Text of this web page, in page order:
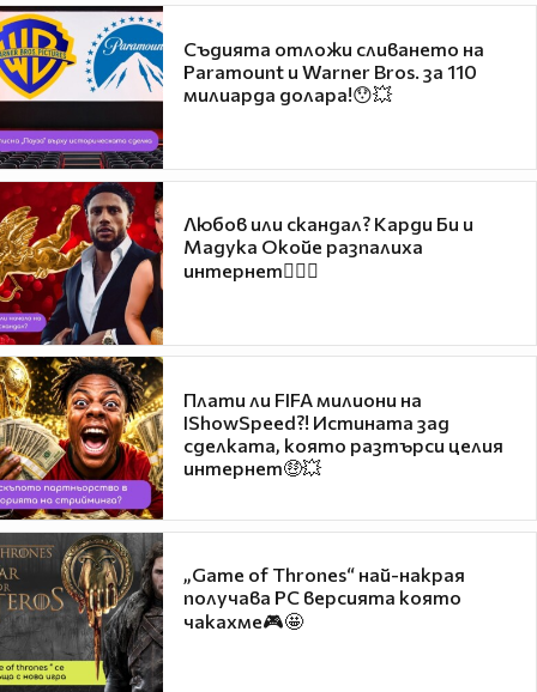
Съдията отложи сливането на
Paramount и Warner Bros. за 110
милиарда долара!😯💥
Любов или скандал? Карди Би и
Мадука Окойе разпалиха
интернет❤️‍🔥🔥
Плати ли FIFA милиони на
IShowSpeed?! Истината зад
сделката, която разтърси целия
интернет🤑💥
„Game of Thrones“ най-накрая
получава PC версията която
чакахме🎮🤩